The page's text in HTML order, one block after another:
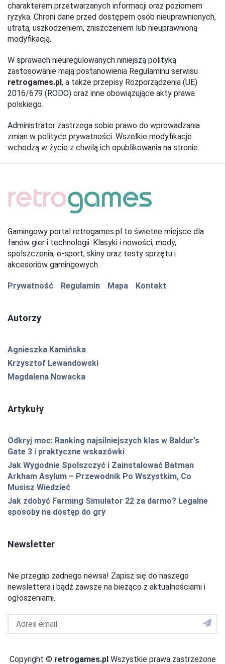
charakterem przetwarzanych informacji oraz poziomem
ryzyka. Chroni dane przed dostępem osób nieuprawnionych,
utratą, uszkodzeniem, zniszczeniem lub nieuprawnioną
modyfikacją.
W sprawach nieuregulowanych niniejszą polityką
zastosowanie mają postanowienia Regulaminu serwisu
retrogames.pl, a także przepisy Rozporządzenia (UE)
2016/679 (RODO) oraz inne obowiązujące akty prawa
polskiego.
Administrator zastrzega sobie prawo do wprowadzania
zmian w polityce prywatności. Wszelkie modyfikacje
wchodzą w życie z chwilą ich opublikowania na stronie.
Gamingowy portal retrogames.pl to świetne miejsce dla
fanów gier i technologii. Klasyki i nowości, mody,
spolszczenia, e-sport, skiny oraz testy sprzętu i
akcesoriów gamingowych.
Prywatność Regulamin Mapa Kontakt
Autorzy
Agnieszka Kamińska
Krzysztof Lewandowski
Magdalena Nowacka
Artykuły
Odkryj moc: Ranking najsilniejszych klas w Baldur's
Gate 3 i praktyczne wskazówki
Jak Wygodnie Spolszczyć i Zainstalować Batman
Arkham Asylum – Przewodnik Po Wszystkim, Co
Musisz Wiedzieć
Jak zdobyć Farming Simulator 22 za darmo? Legalne
sposoby na dostęp do gry
Newsletter
Nie przegap żadnego newsa! Zapisz się do naszego
newslettera i bądź zawsze na bieżąco z aktualnościami i
ogłoszeniami.
Adres
email
Copyright © retrogames.plWszystkie prawa zastrzeżone